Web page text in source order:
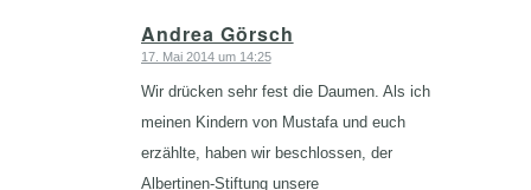
Andrea Görsch
sagte:
17. Mai 2014 um 14:25
Wir drücken sehr fest die Daumen. Als ich
meinen Kindern von Mustafa und euch
erzählte, haben wir beschlossen, der
Albertinen-Stiftung unsere